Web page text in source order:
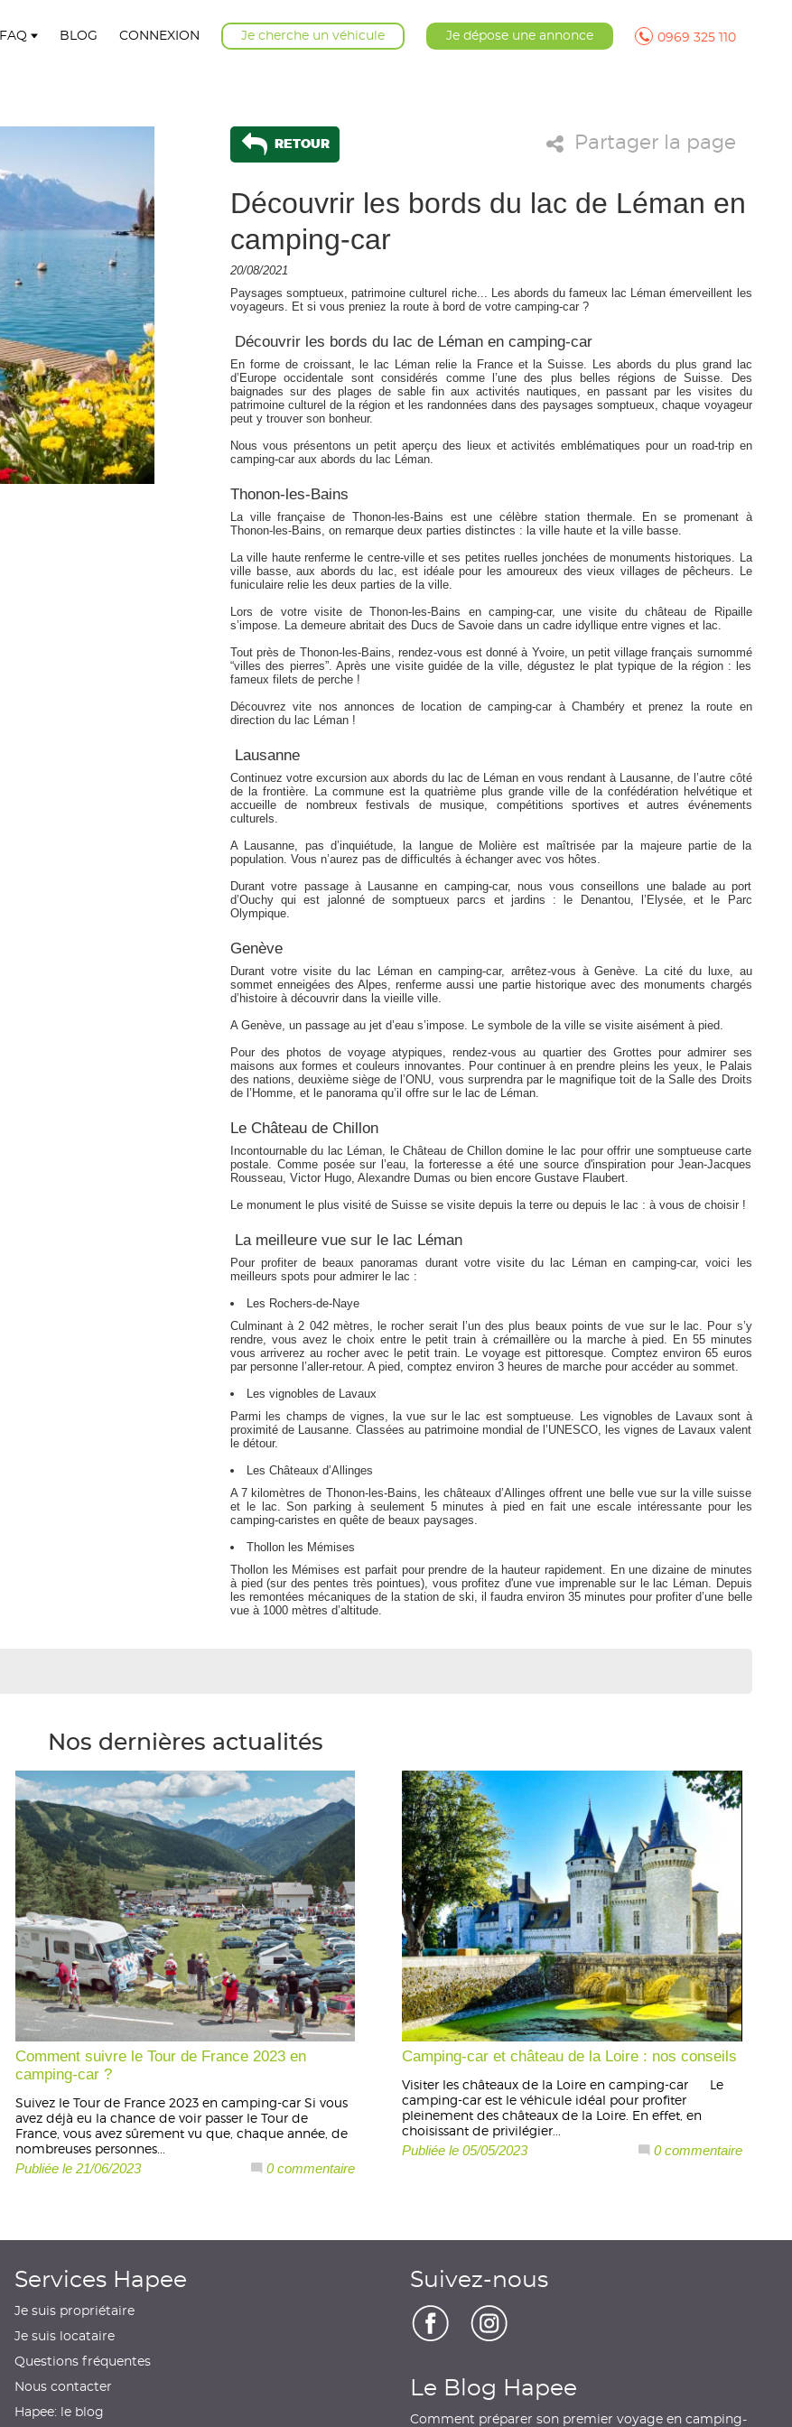
FAQ BLOG CONNEXION Je cherche un véhicule Je dépose une annonce 0969 325 110
Partager la page
RETOUR
Découvrir les bords du lac de Léman en
camping-car
20/08/2021
Paysages somptueux, patrimoine culturel riche... Les abords du fameux lac Léman émerveillent les
voyageurs. Et si vous preniez la route à bord de votre camping-car ?
Découvrir les bords du lac de Léman en camping-car
En forme de croissant, le lac Léman relie la France et la Suisse. Les abords du plus grand lac
d’Europe occidentale sont considérés comme l’une des plus belles régions de Suisse. Des
baignades sur des plages de sable fin aux activités nautiques, en passant par les visites du
patrimoine culturel de la région et les randonnées dans des paysages somptueux, chaque voyageur
peut y trouver son bonheur.
Nous vous présentons un petit aperçu des lieux et activités emblématiques pour un road-trip en
camping-car aux abords du lac Léman.
Thonon-les-Bains
La ville française de Thonon-les-Bains est une célèbre station thermale. En se promenant à
Thonon-les-Bains, on remarque deux parties distinctes : la ville haute et la ville basse.
La ville haute renferme le centre-ville et ses petites ruelles jonchées de monuments historiques. La
ville basse, aux abords du lac, est idéale pour les amoureux des vieux villages de pêcheurs. Le
funiculaire relie les deux parties de la ville.
Lors de votre visite de Thonon-les-Bains en camping-car, une visite du château de Ripaille
s’impose. La demeure abritait des Ducs de Savoie dans un cadre idyllique entre vignes et lac.
Tout près de Thonon-les-Bains, rendez-vous est donné à Yvoire, un petit village français surnommé
“villes des pierres”. Après une visite guidée de la ville, dégustez le plat typique de la région : les
fameux filets de perche !
Découvrez vite nos annonces de location de camping-car à Chambéry et prenez la route en
direction du lac Léman !
Lausanne
Continuez votre excursion aux abords du lac de Léman en vous rendant à Lausanne, de l’autre côté
de la frontière. La commune est la quatrième plus grande ville de la confédération helvétique et
accueille de nombreux festivals de musique, compétitions sportives et autres événements
culturels.
A Lausanne, pas d’inquiétude, la langue de Molière est maîtrisée par la majeure partie de la
population. Vous n’aurez pas de difficultés à échanger avec vos hôtes.
Durant votre passage à Lausanne en camping-car, nous vous conseillons une balade au port
d’Ouchy qui est jalonné de somptueux parcs et jardins : le Denantou, l’Elysée, et le Parc
Olympique.
Genève
Durant votre visite du lac Léman en camping-car, arrêtez-vous à Genève. La cité du luxe, au
sommet enneigées des Alpes, renferme aussi une partie historique avec des monuments chargés
d’histoire à découvrir dans la vieille ville.
A Genève, un passage au jet d’eau s’impose. Le symbole de la ville se visite aisément à pied.
Pour des photos de voyage atypiques, rendez-vous au quartier des Grottes pour admirer ses
maisons aux formes et couleurs innovantes. Pour continuer à en prendre pleins les yeux, le Palais
des nations, deuxième siège de l’ONU, vous surprendra par le magnifique toit de la Salle des Droits
de l’Homme, et le panorama qu’il offre sur le lac de Léman.
Le Château de Chillon
Incontournable du lac Léman, le Château de Chillon domine le lac pour offrir une somptueuse carte
postale. Comme posée sur l’eau, la forteresse a été une source d'inspiration pour Jean-Jacques
Rousseau, Victor Hugo, Alexandre Dumas ou bien encore Gustave Flaubert.
Le monument le plus visité de Suisse se visite depuis la terre ou depuis le lac : à vous de choisir !
La meilleure vue sur le lac Léman
Pour profiter de beaux panoramas durant votre visite du lac Léman en camping-car, voici les
meilleurs spots pour admirer le lac :
Les Rochers-de-Naye
Culminant à 2 042 mètres, le rocher serait l’un des plus beaux points de vue sur le lac. Pour s’y
rendre, vous avez le choix entre le petit train à crémaillère ou la marche à pied. En 55 minutes
vous arriverez au rocher avec le petit train. Le voyage est pittoresque. Comptez environ 65 euros
par personne l’aller-retour. A pied, comptez environ 3 heures de marche pour accéder au sommet.
Les vignobles de Lavaux
Parmi les champs de vignes, la vue sur le lac est somptueuse. Les vignobles de Lavaux sont à
proximité de Lausanne. Classées au patrimoine mondial de l’UNESCO, les vignes de Lavaux valent
le détour.
Les Châteaux d’Allinges
A 7 kilomètres de Thonon-les-Bains, les châteaux d’Allinges offrent une belle vue sur la ville suisse
et le lac. Son parking à seulement 5 minutes à pied en fait une escale intéressante pour les
camping-caristes en quête de beaux paysages.
Thollon les Mémises
Thollon les Mémises est parfait pour prendre de la hauteur rapidement. En une dizaine de minutes
à pied (sur des pentes très pointues), vous profitez d'une vue imprenable sur le lac Léman. Depuis
les remontées mécaniques de la station de ski, il faudra environ 35 minutes pour profiter d’une belle
vue à 1000 mètres d’altitude.
Nos dernières actualités
Comment suivre le Tour de France 2023 en
camping-car ?
Suivez le Tour de France 2023 en camping-car Si vous
avez déjà eu la chance de voir passer le Tour de
France, vous avez sûrement vu que, chaque année, de
nombreuses personnes...
0 commentaire
Publiée le 21/06/2023
Camping-car et château de la Loire : nos conseils
Visiter les châteaux de la Loire en camping-car Le
camping-car est le véhicule idéal pour profiter
pleinement des châteaux de la Loire. En effet, en
choisissant de privilégier...
0 commentaire
Publiée le 05/05/2023
Services Hapee
Je suis propriétaire
Je suis locataire
Questions fréquentes
Nous contacter
Hapee: le blog
Suivez-nous
Le Blog Hapee
Comment préparer son premier voyage en camping-